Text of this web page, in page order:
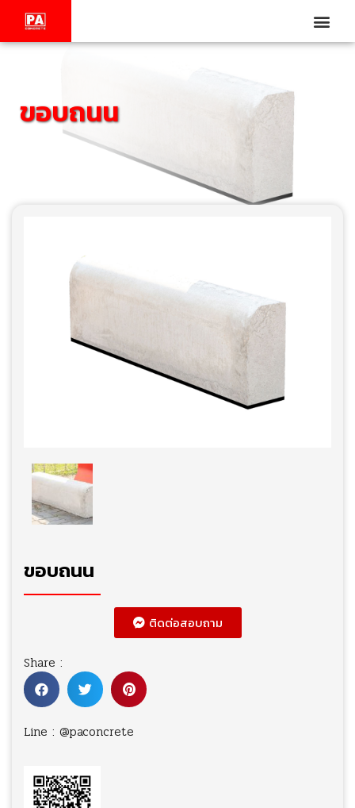
ขอบถนน
ขอบถนน
ติดต่อสอบถาม
Share :
Line : @paconcrete